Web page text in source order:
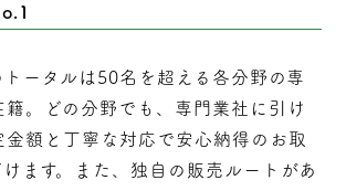
トータルは50名を超える各分野の専
籍。どの分野でも、専門業社に引け
金額と丁寧な対応で安心納得のお取
ます。また、独自の販売ルートがあ